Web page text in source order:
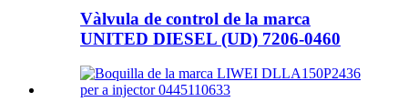
Vàlvula de control de la marca
UNITED DIESEL (UD) 7206-0460